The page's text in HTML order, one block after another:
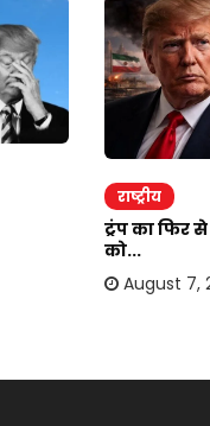
राष्ट्रीय
ट्रंप का फिर
को...
August 7,